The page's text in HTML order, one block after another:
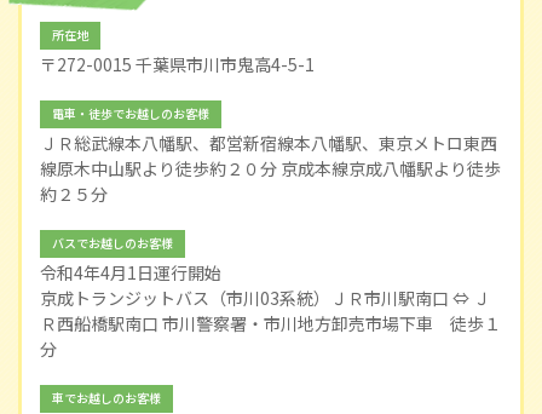
所在地
〒272-0015 千葉県市川市鬼高4-5-1
電車・徒歩でお越しのお客様
ＪＲ総武線本八幡駅、都営新宿線本八幡駅、東京メトロ東西
線原木中山駅より徒歩約２０分 京成本線京成八幡駅より徒歩
約２５分
バスでお越しのお客様
令和4年4月1日運行開始
京成トランジットバス（市川03系統）ＪＲ市川駅南口 ⇔ Ｊ
Ｒ西船橋駅南口 市川警察署・市川地方卸売市場下車 徒歩１
分
車でお越しのお客様